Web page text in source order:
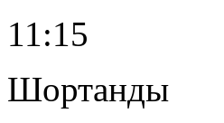
11:15
Шортанды